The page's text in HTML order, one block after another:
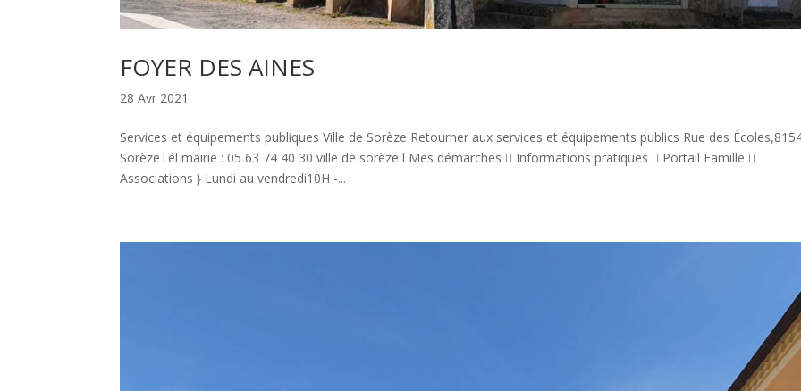
FOYER DES AINES
28 Avr 2021
Services et équipements publiques Ville de Sorèze Retourner aux services et équipements publics Rue des
SorèzeTél mairie : 05 63 74 40 30 ville de sorèze l Mes démarches  Informations pratiques  Portail Famille 
Associations } Lundi au vendredi10H -...